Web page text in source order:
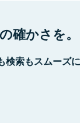
確かさを。
検索もスムーズ